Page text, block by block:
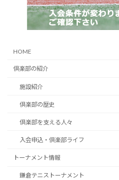
HOME
倶楽部の紹介
施設紹介
倶楽部の歴史
倶楽部を支える人々
入会申込・倶楽部ライフ
トーナメント情報
鎌倉テニストーナメント